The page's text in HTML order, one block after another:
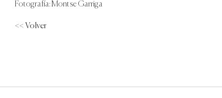
Fotografía: Montse Garriga
<< Volver